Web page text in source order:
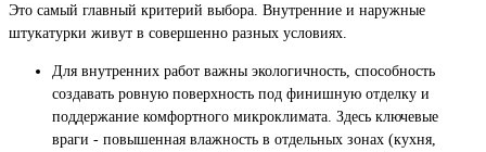
Это самый главный критерий выбора. Внутренние и наружные
штукатурки живут в совершенно разных условиях.
Для внутренних работ важны экологичность, способность
создавать ровную поверхность под финишную отделку и
поддержание комфортного микроклимата. Здесь ключевые
враги - повышенная влажность в отдельных зонах (кухня,